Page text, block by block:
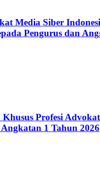
Media Siber
Pengurus dan
Profesi
1 Tahun 2026